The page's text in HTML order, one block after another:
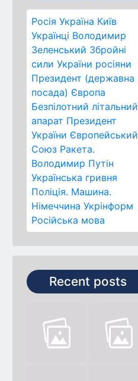
Росія Україна Київ
Українці Володимир
Зеленський Збройні
сили України росіяни
Президент (державна
посада) Європа
Безпілотний літальний
апарат Президент
України Європейський
Союз Ракета.
Володимир Путін
Українська гривня
Поліція. Машина.
Німеччина Укрінформ
Російська мова
Recent posts